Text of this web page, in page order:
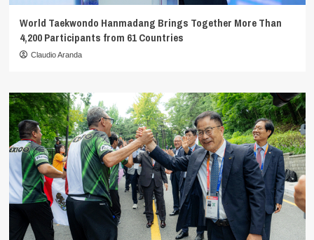
World Taekwondo Hanmadang Brings Together More Than
4,200 Participants from 61 Countries
Claudio Aranda